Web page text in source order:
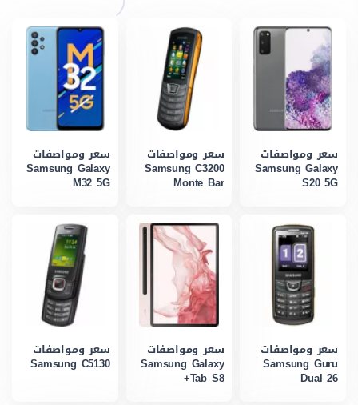
سعر ومواصفات
Samsung Galaxy
S20 5G
سعر ومواصفات
Samsung C3200
Monte Bar
سعر ومواصفات
Samsung Galaxy
M32 5G
سعر ومواصفات
Samsung Guru
Dual 26
سعر ومواصفات
Samsung Galaxy
Tab S8+
سعر ومواصفات
Samsung C5130